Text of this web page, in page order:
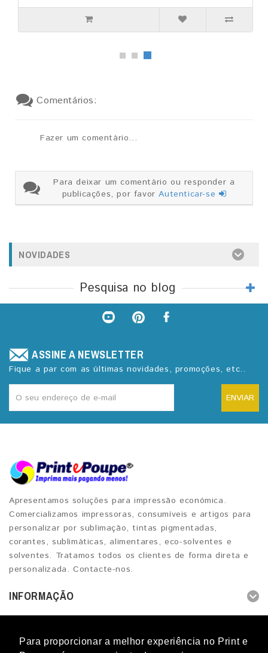
Para proporcionar a melhor experiência no Print e
Comentários:
Fazer um comentário...
Para deixar um comentário ou responder a
publicações, por favorAutenticar-se
NOVIDADES
Pesquisa no blog
ASSINE A NEWSLETTER
Fique a par com as últimas novidades, promoções, etc..
ENVIAR
Apresentamos soluções para impressão económica.
Comercializamos impressoras, consumíveis e artigos para
personalizar por sublimação, tintas pigmentadas,
corantes, sublimáticas, alimentares, eco-solventes e
solventes. Tratamos todos os clientes de forma direta e
personalizada. Contacte-nos.
INFORMAÇÃO